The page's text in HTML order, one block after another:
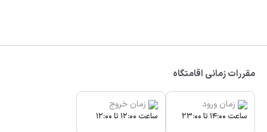
مقررات زمانی اقامتگاه
زمان ورود
ساعت 14:00 تا 23:00
زمان خروج
ساعت 12:00 تا 12:00